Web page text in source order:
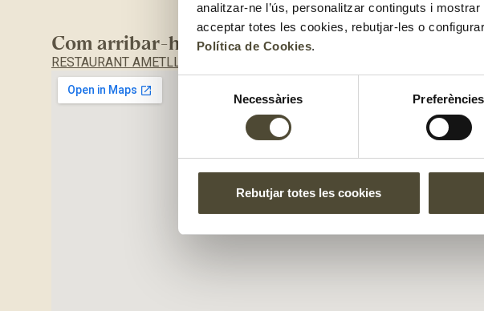
analitzar-ne l’ús, personalitzar continguts i
acceptar totes les cookies, rebutjar-les o
Política de Cookies.
consentiment
Necessàries Preferències
Rebutjar totes les cookies
Com arribar-hi?
RESTAURANT AMETLLER ORIGEN MERCAT D’AUTORS